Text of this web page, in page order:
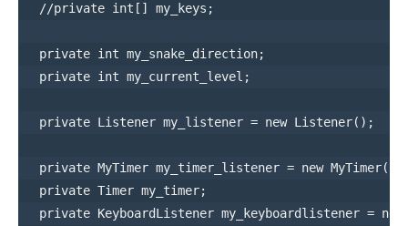
  //private int[] my_keys;
  private int my_snake_direction;
  private int my_current_level;
  private Listener my_listener = new Listener();
  private MyTimer my_timer_listener = new MyTimer();
  private Timer my_timer;
private KeyboardListener my_keyboardlistener =